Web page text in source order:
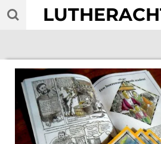
Ga
hoofdinhoud